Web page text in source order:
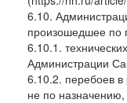
6.10.
произошедшее по
6.10.1.
Администрации
6.10.2. перебоев
не по